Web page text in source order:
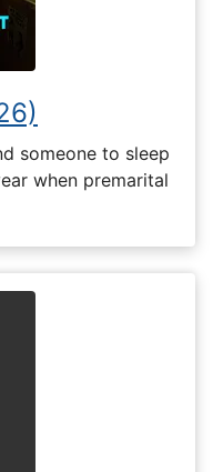
someone to sleep
when premarital